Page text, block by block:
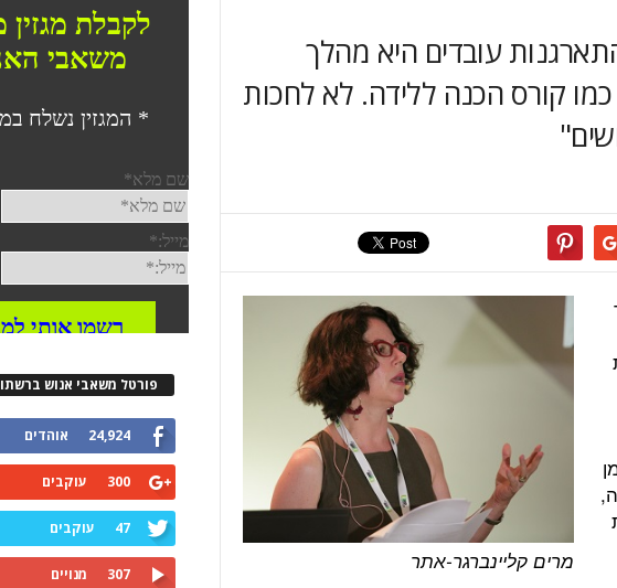
עובדים היא מהלך
קורס הכנה ללידה. לא לחכות
מרים קליינברגר-אתר
פורטל משאבי אנוש
24,924 אוהדים
300 עוקבים
47 עוקבים
307 מנויים